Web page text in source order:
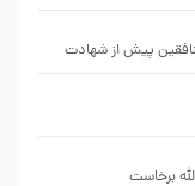
پیش از شهادت
برخاست